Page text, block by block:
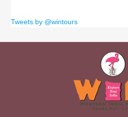
Tweets by @wintours